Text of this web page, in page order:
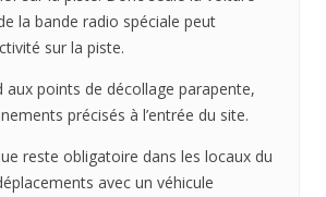
la bande radio spéciale peut
sur la piste.
aux points de décollage parapente,
précisés à l’entrée du site.
reste obligatoire dans les locaux du
avec un véhicule